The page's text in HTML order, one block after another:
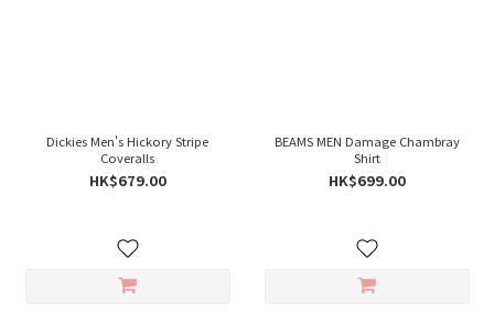
Dickies Men's Hickory Stripe
Coveralls
HK$679.00
BEAMS MEN Damage Chambray
Shirt
HK$699.00